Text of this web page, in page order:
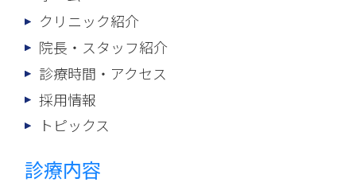
クリニック紹介
院長・スタッフ紹介
診療時間・アクセス
採用情報
トピックス
診療内容